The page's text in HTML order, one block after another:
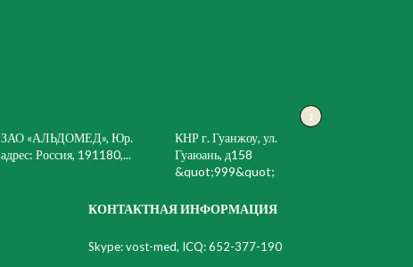
›
ЗАО «АЛЬДОМЕД», Юр.
адрес: Россия, 191180,...
КНР г. Гуанжоу, ул.
Гуаюань, д158
&quot;999&quot;
КОНТАКТНАЯ ИНФОРМАЦИЯ
Skype: vost-med, ICQ: 652-377-190